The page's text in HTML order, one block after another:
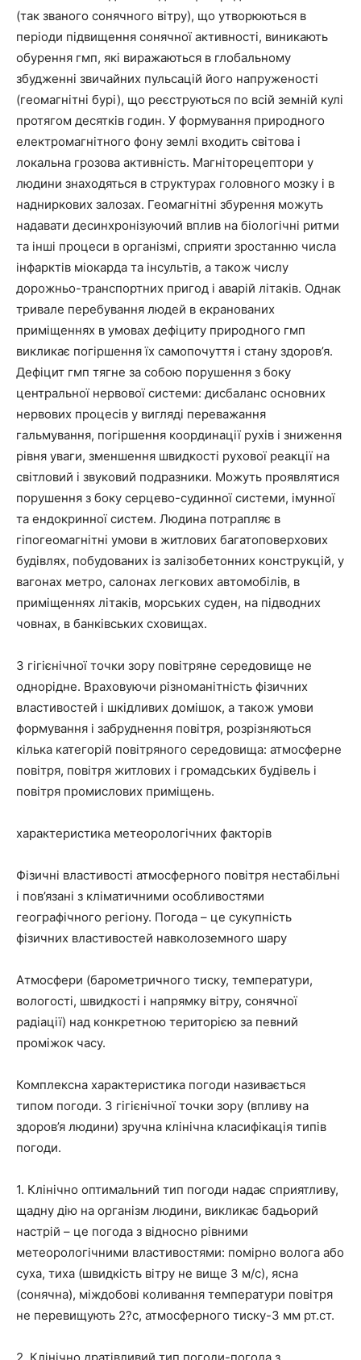
(так званого сонячного вітру), що утворюються в
періоди підвищення сонячної активності, виникають
обурення гмп, які виражаються в глобальному
збудженні звичайних пульсацій його напруженості
(геомагнітні бурі), що реєструються по всій земній кулі
протягом десятків годин. У формування природного
електромагнітного фону землі входить світова і
локальна грозова активність. Магніторецептори у
людини знаходяться в структурах головного мозку і в
надниркових залозах. Геомагнітні збурення можуть
надавати десинхронізуючий вплив на біологічні ритми
та інші процеси в організмі, сприяти зростанню числа
інфарктів міокарда та інсультів, а також числу
дорожньо-транспортних пригод і аварій літаків. Однак
тривале перебування людей в екранованих
приміщеннях в умовах дефіциту природного гмп
викликає погіршення їх самопочуття і стану здоров’я.
Дефіцит гмп тягне за собою порушення з боку
центральної нервової системи: дисбаланс основних
нервових процесів у вигляді переважання
гальмування, погіршення координації рухів і зниження
рівня уваги, зменшення швидкості рухової реакції на
світловий і звуковий подразники. Можуть проявлятися
порушення з боку серцево-судинної системи, імунної
та ендокринної систем. Людина потрапляє в
гіпогеомагнітні умови в житлових багатоповерхових
будівлях, побудованих із залізобетонних конструкцій, у
вагонах метро, салонах легкових автомобілів, в
приміщеннях літаків, морських суден, на підводних
човнах, в банківських сховищах.
З гігієнічної точки зору повітряне середовище не
однорідне. Враховуючи різноманітність фізичних
властивостей і шкідливих домішок, а також умови
формування і забруднення повітря, розрізняються
кілька категорій повітряного середовища: атмосферне
повітря, повітря житлових і громадських будівель і
повітря промислових приміщень.
характеристика метеорологічних факторів
Фізичні властивості атмосферного повітря нестабільні
і пов’язані з кліматичними особливостями
географічного регіону. Погода – це сукупність
фізичних властивостей навколоземного шару
Атмосфери (барометричного тиску, температури,
вологості, швидкості і напрямку вітру, сонячної
радіації) над конкретною територією за певний
проміжок часу.
Комплексна характеристика погоди називається
типом погоди. З гігієнічної точки зору (впливу на
здоров’я людини) зручна клінічна класифікація типів
погоди.
1. Клінічно оптимальний тип погоди надає сприятливу,
щадну дію на організм людини, викликає бадьорий
настрій – це погода з відносно рівними
метеорологічними властивостями: помірно волога або
суха, тиха (швидкість вітру не вище 3 м/с), ясна
(сонячна), міждобові коливання температури повітря
не перевищують 2?с, атмосферного тиску-3 мм рт.ст.